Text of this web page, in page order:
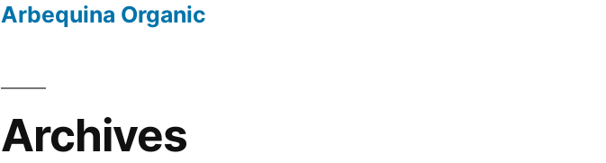
Arbequina Organic
Archives